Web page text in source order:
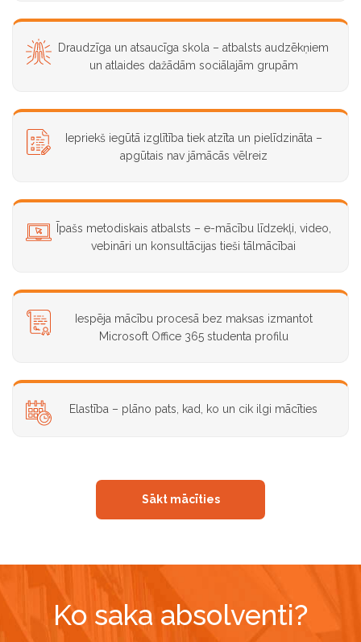
Draudzīga un atsaucīga skola – atbalsts audzēkņiem
un atlaides dažādām sociālajām grupām
Iepriekš iegūtā izglītība tiek atzīta un pielīdzināta –
apgūtais nav jāmācās vēlreiz
Īpašs metodiskais atbalsts – e-mācību līdzekļi, video,
vebināri un konsultācijas tieši tālmācībai
Iespēja mācību procesā bez maksas izmantot
Microsoft Office 365 studenta profilu
Elastība – plāno pats, kad, ko un cik ilgi mācīties
Sākt mācīties
Ko saka absolventi?